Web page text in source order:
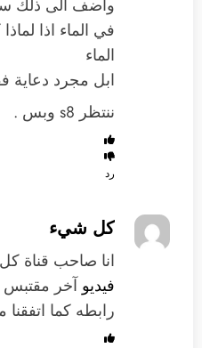
واضف الى ذلك
في الماء اذا
الماء
ابل مجرد دعاية
ننتظر s8 وبس .
رد
كل شيء
انا صاحب قناة
فيديو آخر مقتبس
رابطه كما